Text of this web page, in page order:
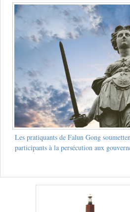
Les pratiquants de Falun Gong
participants à la persécution aux